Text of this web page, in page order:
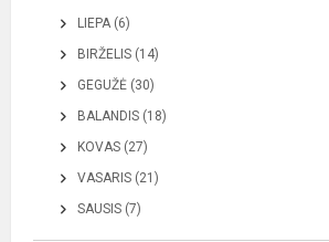
LIEPA (6)
BIRŽELIS (14)
GEGUŽĖ (30)
BALANDIS (18)
KOVAS (27)
VASARIS (21)
SAUSIS (7)